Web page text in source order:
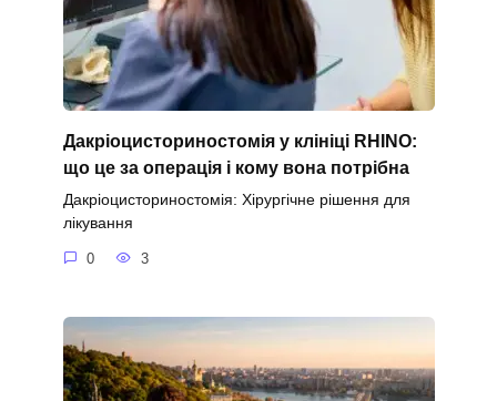
Дакріоцисториностомія у клініці RHINO:
що це за операція і кому вона потрібна
Дакріоцисториностомія: Хірургічне рішення для
лікування
0 3